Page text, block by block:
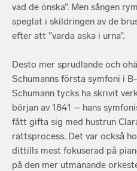
vad de önska”. Men sången
speglat i skildringen av de
efter att ”varda aska i urna”.
Desto mer sprudlande och
Schumanns första symfoni i
Schumann tycks ha skrivit
början av 1841 – hans
fått gifta sig med hustrun
rättsprocess. Det var också
dittills mest fokuserad på
på den mer utmanande